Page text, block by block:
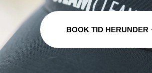
BOOK TID HERUNDER